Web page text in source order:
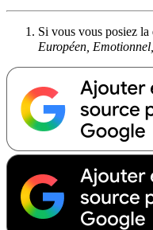
Si vous vous posiez la
Européen,